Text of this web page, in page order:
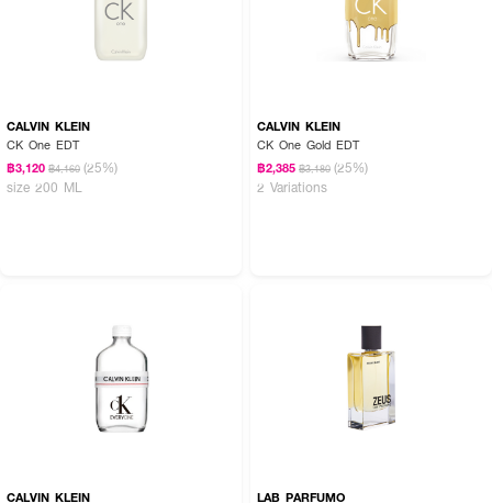
CALVIN KLEIN
CK One EDT
฿3,120 ฿4,160 (25%)
size 200 ML
CALVIN KLEIN
CK One Gold EDT
฿2,385 ฿3,180 (25%)
2 Variations
CALVIN KLEIN LAB PARFUMO